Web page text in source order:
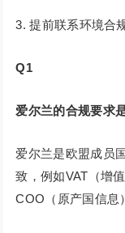
3. 提前联系环境合
Q1
爱尔兰的合规要求
爱尔兰是欧盟成员
致，例如VAT（增
COO（原产国信息